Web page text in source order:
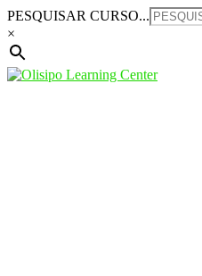
Saltar
para
o
conteúdo
PESQUISAR CURSO...
×